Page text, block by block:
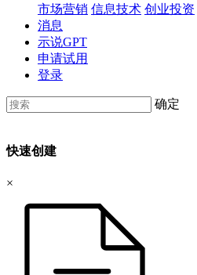
市场营销 信息技术 创业投资
消息
示说GPT
申请试用
登录
确定
快速创建
×